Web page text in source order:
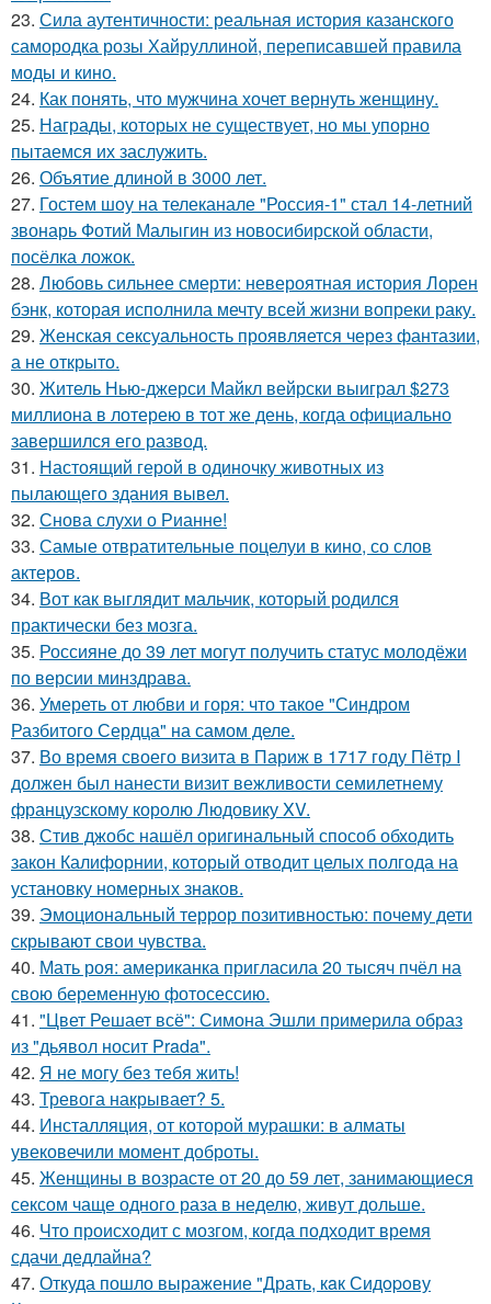
23. Сила аутентичности: реальная история казанского
самородка розы Хайруллиной, переписавшей правила
моды и кино.
24. Как понять, что мужчина хочет вернуть женщину.
25. Награды, которых не существует, но мы упорно
пытаемся их заслужить.
26. Объятие длиной в 3000 лет.
27. Гостем шоу на телеканале "Россия-1" стал 14-летний
звонарь Фотий Малыгин из новосибирской области,
посёлка ложок.
28. Любовь сильнее смерти: невероятная история Лорен
бэнк, которая исполнила мечту всей жизни вопреки раку.
29. Женская сексуальность проявляется через фантазии,
а не открыто.
30. Житель Нью-джерси Майкл вейрски выиграл $273
миллиона в лотерею в тот же день, когда официально
завершился его развод.
31. Настоящий герой в одиночку животных из
пылающего здания вывел.
32. Снова слухи о Рианне!
33. Самые отвратительные поцелуи в кино, со слов
актеров.
34. Вот как выглядит мальчик, который родился
практически без мозга.
35. Россияне до 39 лет могут получить статус молодёжи
по версии минздрава.
36. Умереть от любви и горя: что такое "Синдром
Разбитого Сердца" на самом деле.
37. Во время своего визита в Париж в 1717 году Пётр I
должен был нанести визит вежливости семилетнему
французскому королю Людовику XV.
38. Стив джобс нашёл оригинальный способ обходить
закон Калифорнии, который отводит целых полгода на
установку номерных знаков.
39. Эмоциональный террор позитивностью: почему дети
скрывают свои чувства.
40. Мать роя: американка пригласила 20 тысяч пчёл на
свою беременную фотосессию.
41. "Цвет Решает всё": Симона Эшли примерила образ
из "дьявол носит Prada".
42. Я не могу без тебя жить!
43. Тревога накрывает? 5.
44. Инсталляция, от которой мурашки: в алматы
увековечили момент доброты.
45. Женщины в возрасте от 20 до 59 лет, занимающиеся
сексом чаще одного раза в неделю, живут дольше.
46. Что происходит с мозгом, когда подходит время
сдачи дедлайна?
47. Откуда пошло выражение "Драть, кaк Сидopoву